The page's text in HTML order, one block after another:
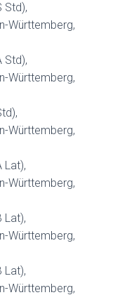
Std),
Württemberg,
Std),
Württemberg,
Württemberg,
Lat),
Württemberg,
Lat),
Württemberg,
Lat),
Württemberg,